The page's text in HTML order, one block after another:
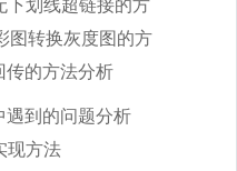
下划线超链接的方
图转换灰度图的方
传的方法分析
遇到的问题分析
现方法